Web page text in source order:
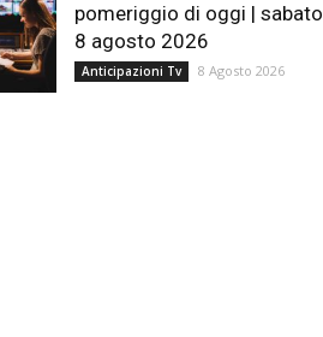
pomeriggio di oggi | sabato
8 agosto 2026
Anticipazioni Tv 8 Agosto 2026